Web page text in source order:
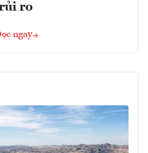
ro
ngay